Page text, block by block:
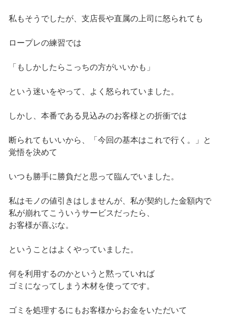
私もそうでしたが、支店長や直属の上司に怒られても
ロープレの練習では
「もしかしたらこっちの方がいいかも」
という迷いをやって、よく怒られていました。
しかし、本番である見込みのお客様との折衝では
断られてもいいから、「今回の基本はこれで行く。」と
覚悟を決めて
いつも勝手に勝負だと思って臨んでいました。
私はモノの値引きはしませんが、私が契約した金額内で
私が崩れてこういうサービスだったら、
お客様が喜ぶな。
ということはよくやっていました。
何を利用するのかというと黙っていれば
ゴミになってしまう木材を使ってです。
ゴミを処理するにもお客様からお金をいただいて